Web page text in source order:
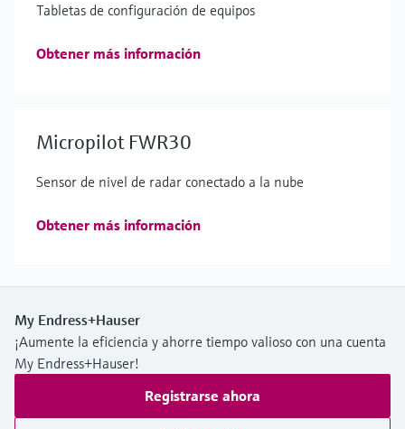
Tabletas de configuración de equipos
Obtener más información
Micropilot FWR30
Sensor de nivel de radar conectado a la nube
Obtener más información
My Endress+Hauser
¡Aumente la eficiencia y ahorre tiempo valioso con una cuenta
My Endress+Hauser!
Registrarse ahora